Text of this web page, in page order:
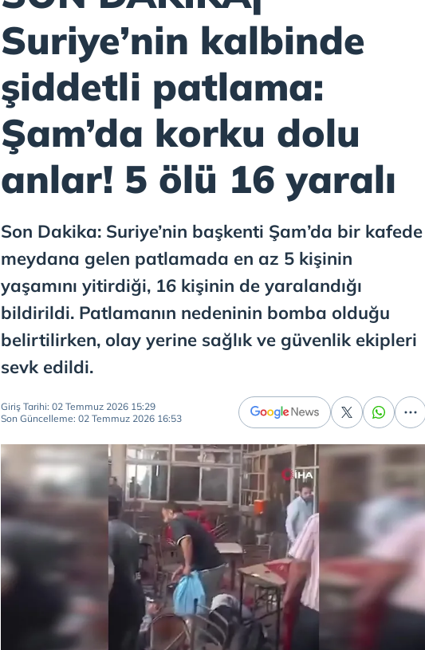
Suriye’nin kalbinde
şiddetli patlama:
Şam’da korku dolu
anlar! 5 ölü 16 yaralı
Son Dakika: Suriye’nin başkenti Şam’da bir kafede
meydana gelen patlamada en az 5 kişinin
yaşamını yitirdiği, 16 kişinin de yaralandığı
bildirildi. Patlamanın nedeninin bomba olduğu
belirtilirken, olay yerine sağlık ve güvenlik ekipleri
sevk edildi.
Giriş Tarihi: 02 Temmuz 2026 15:29
Son Güncelleme: 02 Temmuz 2026 16:53